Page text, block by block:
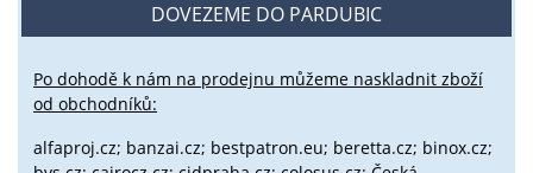
DOVEZEME DO PARDUBIC
Po dohodě k nám na prodejnu můžeme naskladnit zboží
od obchodníků:
alfaproj.cz; banzai.cz; bestpatron.eu; beretta.cz; binox.cz;